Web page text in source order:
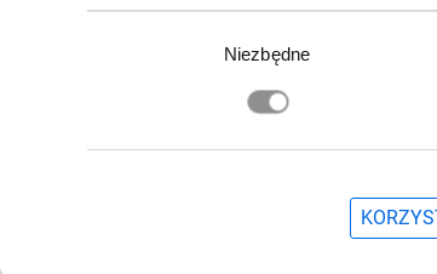
Niezbędne
Zapisz się, aby otrzymać